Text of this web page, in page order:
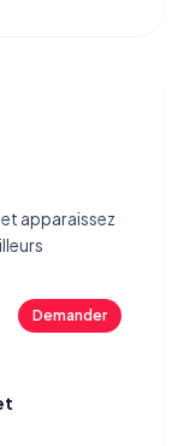
apparaissez
Demander